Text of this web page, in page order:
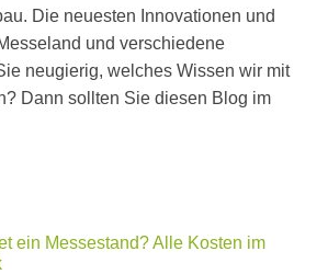
Die neuesten Innovationen und
und verschiedene
neugierig, welches Wissen wir mit
Dann sollten Sie diesen Blog im
ein Messestand? Alle Kosten im